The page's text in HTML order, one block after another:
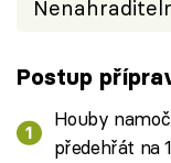
Postup
Houby
předehřát na